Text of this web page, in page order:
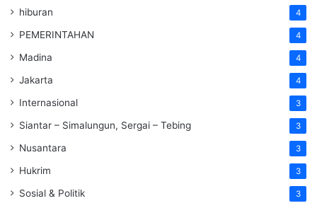
hiburan 4
PEMERINTAHAN 4
Madina 4
Jakarta 4
Internasional 3
Siantar – Simalungun, Sergai – Tebing 3
Nusantara 3
Hukrim 3
Sosial & Politik 3